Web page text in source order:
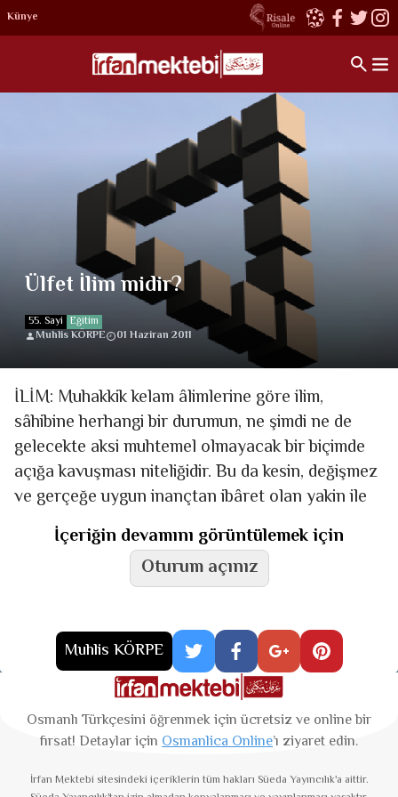
Künye
Ülfet İlim midir?
55. Sayi Eğitim
Muhlis KÖRPE
01 Haziran 2011
İLİM: Muhakkik kelam âlimlerine göre ilim,
sâhibine herhangi bir durumun, ne şimdi ne de
gelecekte aksi muhtemel olmayacak bir biçimde
açığa kavuşması niteliğidir. Bu da kesin, değişmez
ve gerçeğe uygun inançtan ibâret olan yakin ile
İçeriğin devamını görüntülemek için
Oturum açınız
Muhlis KÖRPE
Osmanlı Türkçesini öğrenmek için ücretsiz ve online bir
fırsat! Detaylar için Osmanlica Online’ı ziyaret edin.
İrfan Mektebi sitesindeki içeriklerin tüm hakları Süeda Yayıncılık'a aittir.